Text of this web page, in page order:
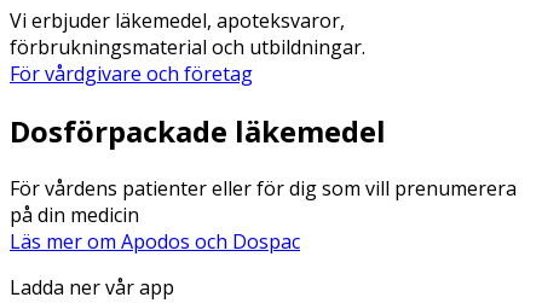
Vi erbjuder läkemedel, apoteksvaror,
förbrukningsmaterial och utbildningar.
För vårdgivare och företag
Dosförpackade läkemedel
För vårdens patienter eller för dig som vill prenumerera
på din medicin
Läs mer om Apodos och Dospac
Ladda ner vår app